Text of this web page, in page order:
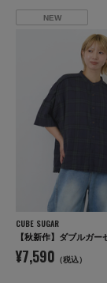
NEW
CUBE SUGAR
¥7,590 （税込）